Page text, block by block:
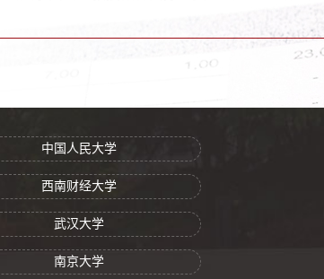
中国人民大学
西南财经大学
武汉大学
南京大学